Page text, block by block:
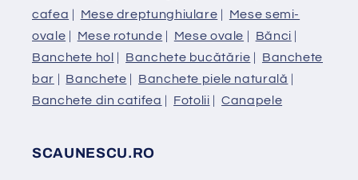
cafea | Mese dreptunghiulare | Mese semi-
ovale | Mese rotunde | Mese ovale | Bănci |
Banchete hol | Banchete bucătărie | Banchete
bar | Banchete | Banchete piele naturală |
Banchete din catifea | Fotolii |Canapele
SCAUNESCU.RO